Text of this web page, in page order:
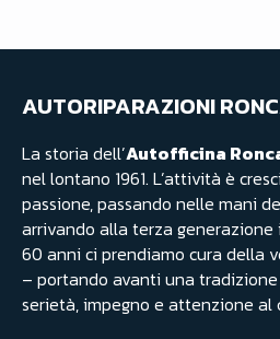
AUTORIPARAZIONI
La storia dell’Autofficina
nel lontano 1961. L’attività è
passione, passando nelle mani
arrivando alla terza generazione
60 anni ci prendiamo cura della
– portando avanti una
serietà, impegno e attenzione al